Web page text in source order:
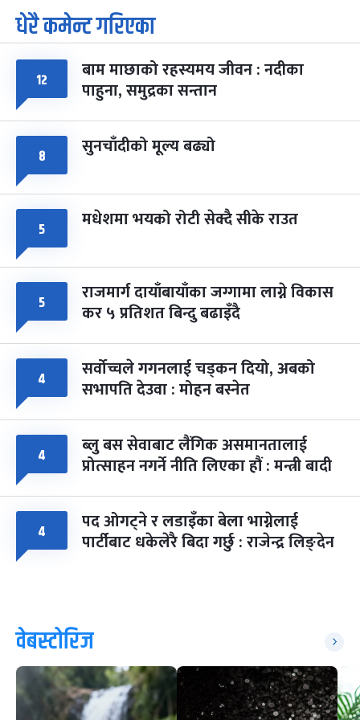
७
आइत
पूर्णिमा व्रत
चैत्र ७, २०८३-Mar 21, 2027
८ फागुपूर्णिमा
चैत्र ८, २०८३-Mar 22, 2027
७ महिना बाँकी
धेरै कमेन्ट गरिएका
१२ बाम माछाको रहस्यमय जीवन : नदीका
पाहुना, समुद्रका सन्तान
८ सुनचाँदीको मूल्य बढ्यो
५ मधेशमा भयको रोटी सेक्दै सीके राउत
५ राजमार्ग दायाँबायाँका जग्गामा लाग्ने विकास
कर ५ प्रतिशत बिन्दु बढाइँदै
४ सर्वोच्चले गगनलाई चड्कन दियो, अबको
सभापति देउवा : मोहन बस्नेत
४ ब्लु बस सेवाबाट लैंगिक असमानतालाई
प्रोत्साहन नगर्ने नीति लिएका हौं : मन्त्री बादी
४ पद ओगट्ने र लडाइँका बेला भाग्नेलाई
पार्टीबाट धकेलेरै बिदा गर्छु : राजेन्द्र लिङ्देन
वेबस्टोरिज